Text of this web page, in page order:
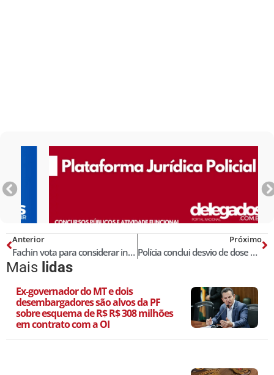
Anterior
Fachin vota para considerar inconstitucionais os recentes decretos de Bolsonaro sobre armas
Próximo
Polícia conclui desvio de dose e indicia técnica de enfermagem por ‘vacina de vento’ em idosa
Mais lidas
Ex-governador do MT e dois
desembargadores são alvos da PF
sobre esquema de R$ R$ 308 milhões
em contrato com a OI